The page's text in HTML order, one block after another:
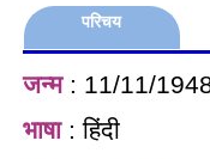
परिचय
जन्म: 11/11/
भाषा: हिंदी